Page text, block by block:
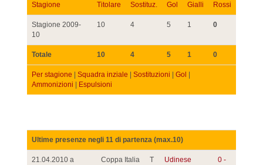
Stagione Titolare Sostituz. Gol Gialli Rossi
Stagione 2009-
10
10 4 5 1 0
Totale 10 4 5 1 0
Per stagione Squadra inziale Sostituzioni Gol
Ammonizioni
Espulsioni
Ultime presenze negli 11 di partenza (max.10)
21.04.2010 a
Coppa Italia T Udinese
0 -